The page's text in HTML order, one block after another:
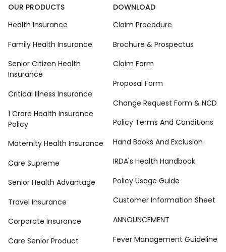
OUR PRODUCTS
Health Insurance
Family Health Insurance
Senior Citizen Health
Insurance
Critical Illness Insurance
1 Crore Health Insurance
Policy
Maternity Health Insurance
Care Supreme
Senior Health Advantage
Travel Insurance
Corporate Insurance
Care Senior Product
DOWNLOAD
Claim Procedure
Brochure & Prospectus
Claim Form
Proposal Form
Change Request Form & NCD
Policy Terms And Conditions
Hand Books And Exclusion
IRDA's Health Handbook
Policy Usage Guide
Customer Information Sheet
ANNOUNCEMENT
Fever Management Guideline